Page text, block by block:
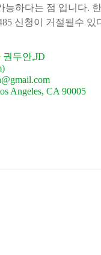
능하다는 점 입니다.
신청이 거절될수 있
두안,JD
Angeles, CA 90005